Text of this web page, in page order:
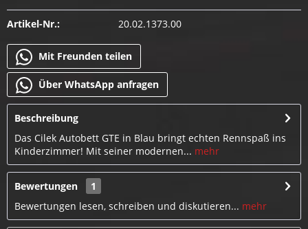
Artikel-Nr.: 20.02.1373.00
Mit Freunden teilen
Über WhatsApp anfragen
Beschreibung
Das Cilek Autobett GTE in Blau bringt echten Rennspaß ins
Kinderzimmer! Mit seiner modernen... mehr
Bewertungen
1
Bewertungen lesen, schreiben und diskutieren... mehr